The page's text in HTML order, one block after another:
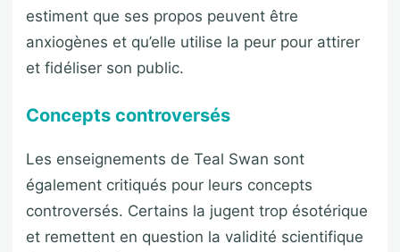
estiment que ses propos peuvent être
anxiogènes et qu’elle utilise la peur pour attirer
et fidéliser son public.
Concepts controversés
Les enseignements de Teal Swan sont
également critiqués pour leurs concepts
controversés. Certains la jugent trop ésotérique
et remettent en question la validité scientifique